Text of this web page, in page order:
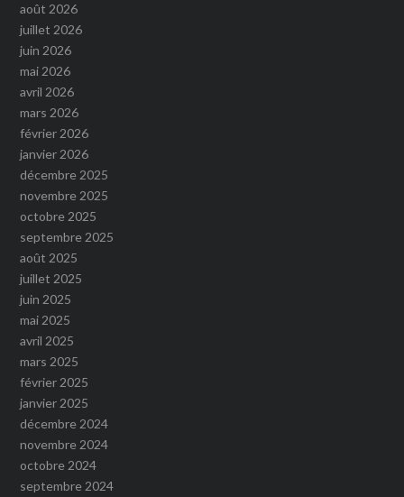
août 2026
juillet 2026
juin 2026
mai 2026
avril 2026
mars 2026
février 2026
janvier 2026
décembre 2025
novembre 2025
octobre 2025
septembre 2025
août 2025
juillet 2025
juin 2025
mai 2025
avril 2025
mars 2025
février 2025
janvier 2025
décembre 2024
novembre 2024
octobre 2024
septembre 2024